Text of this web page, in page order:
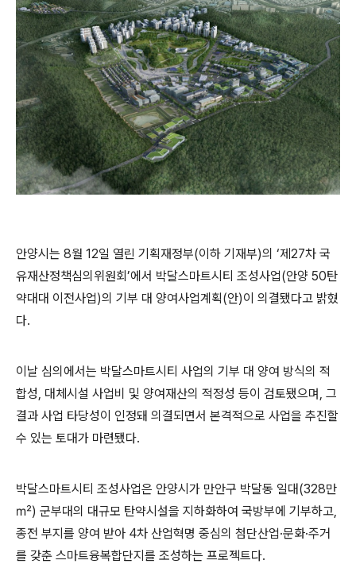
안양시는 8월 12일 열린 기획재정부(이하 기재부)의 ‘제 27차 국
유재산정책심의위원회 ’에서 박달스마트시티 조성사업(안양 50탄
약대대 이전사업)의 기부 대 양여사업계획(안)이 의결됐다고 밝혔
다.
이날 심의에서는 박달스마트시티 사업의 기부 대 양여 방식의 적
합성, 대체시설 사업비 및 양여재산의 적정성 등이 검토됐으며, 그
결과 사업 타당성이 인정돼 의결되면서 본격적으로 사업을 추진할
수 있는 토대가 마련됐다.
박달스마트시티 조성사업은 안양시가 만안구 박달동 일대(328만
㎡) 군부대의 대규모 탄약시설을 지하화하여 국방부에 기부하고,
종전 부지를 양여 받아 4차 산업혁명 중심의 첨단산업·문화·주거
를 갖춘 스마트융복합단지를 조성하는 프로젝트다.